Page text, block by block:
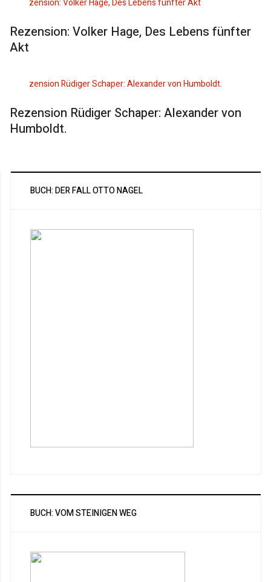
Rezension: Volker Hage, Des Lebens fünfter
Akt
Rezension Rüdiger Schaper: Alexander von
Humboldt.
BUCH: DER FALL OTTO NAGEL
BUCH: VOM STEINIGEN WEG